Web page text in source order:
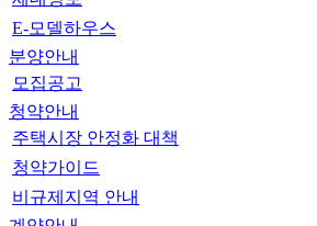
E-모델하우스
분양안내
모집공고
청약안내
주택시장 안정화 대책
청약가이드
비규제지역 안내